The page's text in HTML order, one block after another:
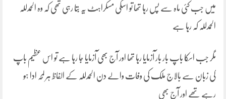
میں جب کئی ماہ سے پس رہا تھا تو اسکی مسکراہٹ یہ بتا رہی تھی کہ وہ الحمدللہ
الحمدللہ کہ رہا ہے
مگر جب اسکا باپ بار بار آزمایا رہا تھا اور آج بھی آزمایا جا رہا ہے تو اس عظیم باپ
کی زبان سے بالاج ملک کی وفات والے دن الحمدللہ کے الفاظ ہر لمحہ ادا ہو
رہے تھے اور آج بھی